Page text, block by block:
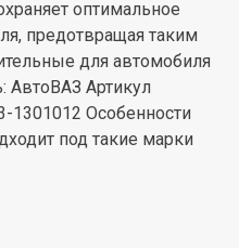
оптимальное
предотвращая таким
для автомобиля
АвтоВАЗ Артикул
1301012 Особенности
под такие марки